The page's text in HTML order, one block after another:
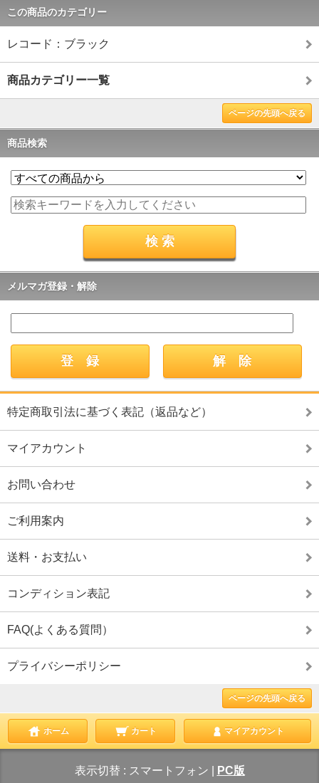
この商品のカテゴリー
レコード：ブラック
商品カテゴリー一覧
ページの先頭へ戻る
商品検索
メルマガ登録・解除
特定商取引法に基づく表記（返品など）
マイアカウント
お問い合わせ
ご利用案内
送料・お支払い
コンディション表記
FAQ(よくある質問）
プライバシーポリシー
ページの先頭へ戻る
ホーム カート マイアカウント
表示切替 : スマートフォン PC版